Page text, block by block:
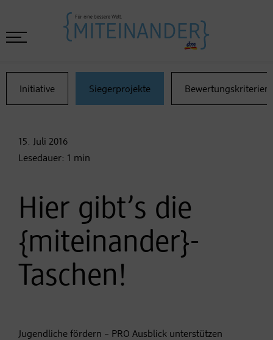
Initiative Siegerprojekte Bewertungskriterien
15. Juli 2016
Lesedauer: 1 min
Hier gibt’s die
{miteinander}-
Taschen!
Jugendliche fördern – PRO Ausblick unterstützen